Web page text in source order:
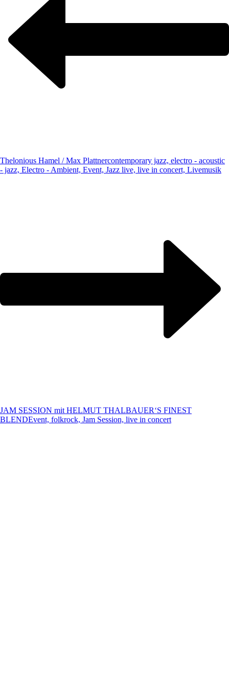
Thelonious Hamel / Max Plattnercontemporary jazz, electro - acoustic
- jazz, Electro - Ambient, Event, Jazz live, live in concert, Livemusik
JAM SESSION mit HELMUT THALBAUER‘S FINEST
BLENDEvent, folkrock, Jam Session, live in concert